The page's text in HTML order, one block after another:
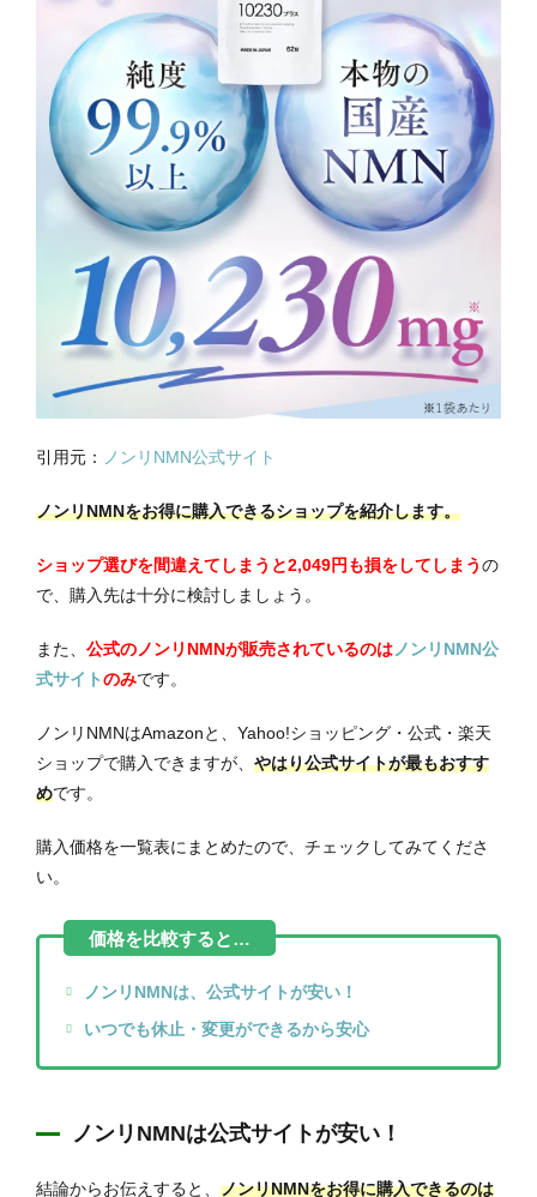
引用元： ノンリNMN公式サイト
ノンリNMNをお得に購入できるショップを紹介します。
ショップ選びを間違えてしまうと2,049円も損をしてしまうの
で、購入先は十分に検討しましょう。
また、 公式のノンリNMNが販売されているのは ノンリNMN公
式サイトのみです。
ノンリNMNはAmazonと、Yahoo!ショッピング・公式・楽天
ショップで購入できますが、 やはり公式サイトが最もおすす
めです。
購入価格を一覧表にまとめたので、チェックしてみてくださ
い。
ノンリNMNは、公式サイトが安い！
いつでも休止・変更ができるから安心
ノンリNMNは公式サイトが安い！
結論からお伝えすると、 ノンリNMNをお得に購入できるのは